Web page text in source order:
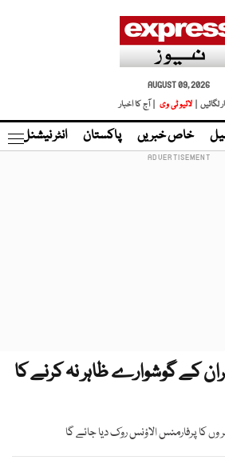
AUGUST 09, 2026
لگائیں |
لائیو ٹی وی | آج کا اخبار
خاص خبریں پاکستان انٹر نیشنل
کے گوشوارے ظاہر نہ کرنے کا
وں کا پرفارمنس الاؤنس روک دیا جائے گا